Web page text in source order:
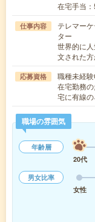
在宅手当
仕事内容
テレマー
ター
世界的に
文された
応募資格
職種未経
在宅勤務
宅に有線
職場の雰囲気
年齢層
20代
男女比率
女性